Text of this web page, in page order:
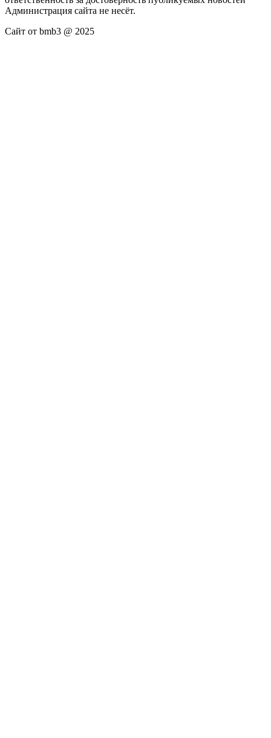
Администрация сайта не несёт.
Сайт от bmb3 @ 2025